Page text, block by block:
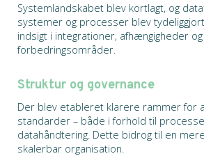
Systemlandskabet blev kortlagt, og
systemer og processer blev
indsigt i integrationer, afhængigheder
forbedringsområder.
Struktur og governance
Der blev etableret klarere rammer for
standarder – både i forhold til
datahåndtering. Dette bidrog til en
skalerbar organisation.